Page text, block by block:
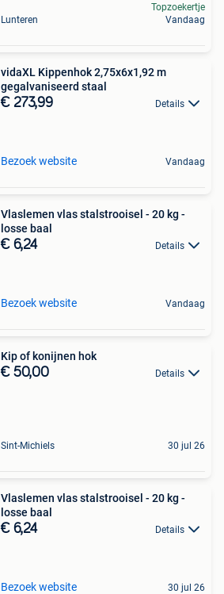
Lunteren
Topzoekertje
Vandaag
vidaXL Kippenhok 2,75x6x1,92 m
gegalvaniseerd staal
€ 273,99 Details
Bezoek website Vandaag
Vlaslemen vlas stalstrooisel - 20 kg -
losse baal
€ 6,24 Details
Bezoek website Vandaag
Kip of konijnen hok
€ 50,00 Details
Sint-Michiels 30 jul 26
Vlaslemen vlas stalstrooisel - 20 kg -
losse baal
€ 6,24 Details
Bezoek website 30 jul 26